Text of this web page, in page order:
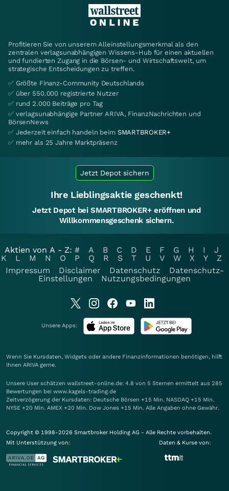
Profitieren Sie von unserem Alleinstellungsmerkmal als den
zentralen verlagsunabhängigen Wissens-Hub für einen aktuellen
und fundierten Zugang in die Börsen- und Wirtschaftswelt, um
strategische Entscheidungen zu treffen.
✅ Größte Finanz-Community Deutschlands
✅ über 550.000 registrierte Nutzer
✅ rund 2.000 Beiträge pro Tag
✅ verlagsunabhängige Partner ARIVA, FinanzNachrichten und
BörsenNews
✅ Jederzeit einfach handeln beim SMARTBROKER+
✅ mehr als 25 Jahre Marktpräsenz
Jetzt Depot sichern
Ihre Lieblingsaktie geschenkt!
Jetzt Depot bei SMARTBROKER+ eröffnen und
Willkommensgeschenk sichern.
Aktien von A - Z: # A B C D E F G H I
J
K
L M N O P Q R S T U V W X Y
Z
Impressum
Disclaimer Datenschutz
Datenschutz-
Einstellungen
Nutzungsbedingungen
Unsere Apps:
Wenn Sie Kursdaten, Widgets oder andere Finanzinformationen benötigen, hilft
Ihnen ARIVA gerne.
Unsere User schätzen wallstreet-online.de: 4.8 von 5 Sternen ermittelt aus 285
Bewertungen bei www.kagels-trading.de
Zeitverzögerung der Kursdaten: Deutsche Börsen +15 Min. NASDAQ +15 Min.
NYSE +20 Min. AMEX +20 Min. Dow Jones +15 Min. Alle Angaben ohne Gewähr.
Copyright © 1998-2026 Smartbroker Holding AG - Alle Rechte vorbehalten.
Mit Unterstützung von:
Daten & Kurse von: